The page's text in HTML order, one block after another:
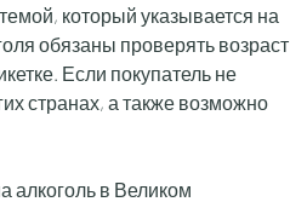
который указывается на
обязаны проверять возраст
Если покупатель не
странах, а также возможно
алкоголь в Великом